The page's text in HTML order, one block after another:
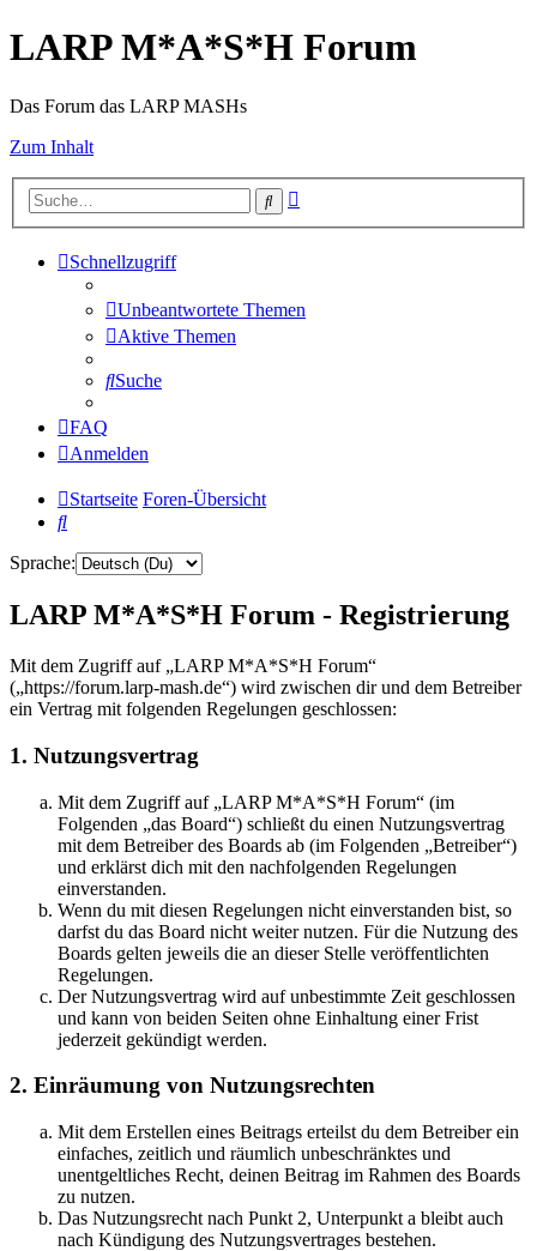
LARP M*A*S*H Forum
Das Forum das LARP MASHs
Zum Inhalt
Suche
Schnellzugriff
Unbeantwortete Themen
Aktive Themen
Suche
FAQ
Anmelden
Startseite Foren-Übersicht
Suche
Sprache:
LARP M*A*S*H Forum - Registrierung
Mit dem Zugriff auf „LARP M*A*S*H Forum“
(„https://forum.larp-mash.de“) wird zwischen dir und dem Betreiber
ein Vertrag mit folgenden Regelungen geschlossen:
1. Nutzungsvertrag
Mit dem Zugriff auf „LARP M*A*S*H Forum“ (im
Folgenden „das Board“) schließt du einen Nutzungsvertrag
mit dem Betreiber des Boards ab (im Folgenden „Betreiber“)
und erklärst dich mit den nachfolgenden Regelungen
einverstanden.
Wenn du mit diesen Regelungen nicht einverstanden bist, so
darfst du das Board nicht weiter nutzen. Für die Nutzung des
Boards gelten jeweils die an dieser Stelle veröffentlichten
Regelungen.
Der Nutzungsvertrag wird auf unbestimmte Zeit geschlossen
und kann von beiden Seiten ohne Einhaltung einer Frist
jederzeit gekündigt werden.
2. Einräumung von Nutzungsrechten
Mit dem Erstellen eines Beitrags erteilst du dem Betreiber ein
einfaches, zeitlich und räumlich unbeschränktes und
unentgeltliches Recht, deinen Beitrag im Rahmen des Boards
zu nutzen.
Das Nutzungsrecht nach Punkt 2, Unterpunkt a bleibt auch
nach Kündigung des Nutzungsvertrages bestehen.